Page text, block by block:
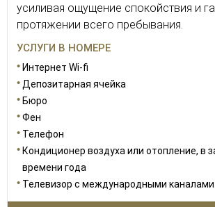
усиливая ощущение спокойствия и
протяжении всего пребывания.
УСЛУГИ В НОМЕРЕ
Интернет Wi-fi
Депозитарная ячейка
Бюро
Фен
Телефон
Кондиционер воздуха или отопление, в
времени года
Телевизор с международными каналами